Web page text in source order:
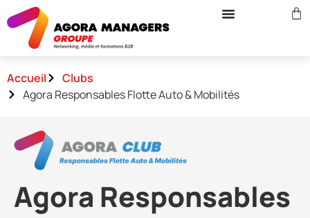
Accueil
Clubs
Agora Responsables Flotte Auto & Mobilités
Agora Responsables